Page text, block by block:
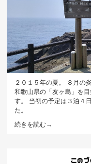
２０１５年の夏。 ８月の
和歌山県の「友ヶ島」を
す。 当初の予定は３泊４
た。
続きを読む→